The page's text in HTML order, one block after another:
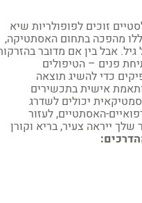
זוכים לפופולריות שיא
מהפכה בתחום האסתטיקה,
אבל בין אם מדובר בהזרקות
פנים – הטיפולים
כדי להשיג תוצאה
אישית בתכשירים
יכולים לשדרג
האסתטיים, לעזור
צעיר, בריא וקורן